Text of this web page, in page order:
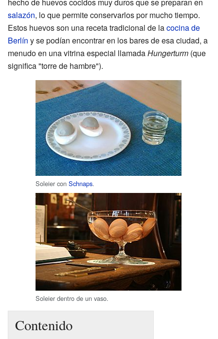
salazón, lo que permite conservarlos por mucho tiempo.
Estos huevos son una receta tradicional de lacocina de
Berlín y se podían encontrar en los bares de esa ciudad, a
menudo en una vitrina especial llamadaHungerturm (que
significa "torre de hambre").
Soleier con Schnaps.
Soleier dentro de un vaso.
Contenido